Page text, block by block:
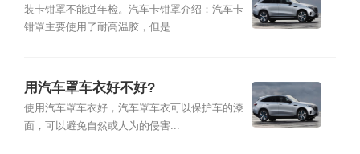
装卡钳罩不能过年检。汽车卡钳罩介绍：汽车卡
钳罩主要使用了耐高温胶，但是...
用汽车罩车衣好不好?
使用汽车罩车衣好，汽车罩车衣可以保护车的漆
面，可以避免自然或人为的侵害...